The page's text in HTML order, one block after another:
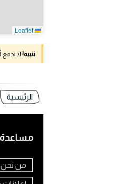
تنبيه! لا
الرئيسية
مساعدة
من نحن